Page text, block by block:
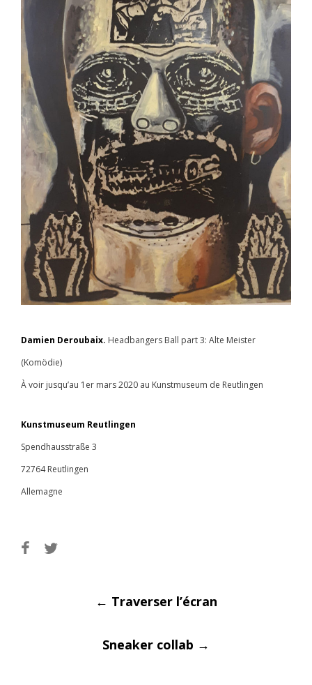
Damien Deroubaix. Headbangers Ball part 3: Alte Meister
(Komödie)
À voir jusqu’au 1er mars 2020 au Kunstmuseum de Reutlingen
Kunstmuseum Reutlingen
Spendhausstraße 3
72764 Reutlingen
Allemagne
Post
← Traverser l’écran
Sneaker collab →